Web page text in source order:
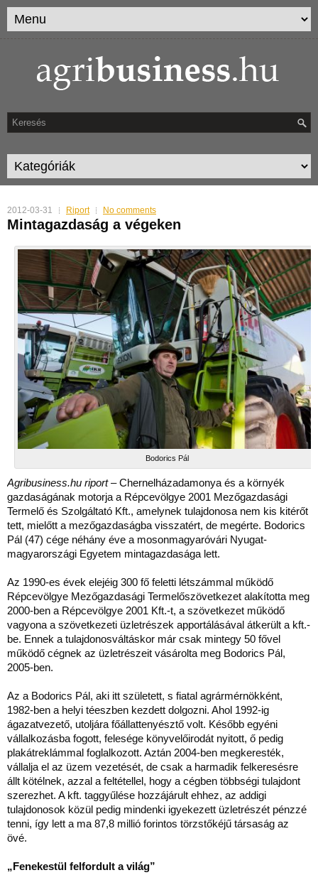
2012-03-31 Riport No comments
Mintagazdaság a végeken
Bodorics Pál
Agribusiness.hu riport– Chernelházadamonya és a környék
gazdaságának motorja a Répcevölgye 2001 Mezőgazdasági
Termelő és Szolgáltató Kft., amelynek tulajdonosa nem kis kitérőt
tett, mielőtt a mezőgazdaságba visszatért, de megérte. Bodorics
Pál (47) cége néhány éve a mosonmagyaróvári Nyugat-
magyarországi Egyetem mintagazdasága lett.
Az 1990-es évek elejéig 300 fő feletti létszámmal működő
Répcevölgye Mezőgazdasági Termelőszövetkezet alakította meg
2000-ben a Répcevölgye 2001 Kft.-t, a szövetkezet működő
vagyona a szövetkezeti üzletrészek apportálásával átkerült a kft.-
be. Ennek a tulajdonosváltáskor már csak mintegy 50 fővel
működő cégnek az üzletrészeit vásárolta meg Bodorics Pál,
2005-ben.
Az a Bodorics Pál, aki itt született, s fiatal agrármérnökként,
1982-ben a helyi téeszben kezdett dolgozni. Ahol 1992-ig
ágazatvezető, utoljára főállattenyésztő volt. Később egyéni
vállalkozásba fogott, felesége könyvelőirodát nyitott, ő pedig
plakátreklámmal foglalkozott. Aztán 2004-ben megkeresték,
vállalja el az üzem vezetését, de csak a harmadik felkeresésre
állt kötélnek, azzal a feltétellel, hogy a cégben többségi tulajdont
szerezhet. A kft. taggyűlése hozzájárult ehhez, az addigi
tulajdonosok közül pedig mindenki igyekezett üzletrészét pénzzé
tenni, így lett a ma 87,8 millió forintos törzstőkéjű társaság az
övé.
„Fenekestül felfordult a világ”